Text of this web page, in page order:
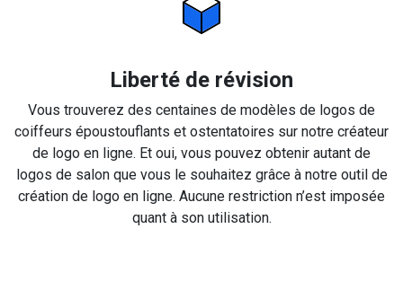
Liberté de révision
Vous trouverez des centaines de modèles de logos de
coiffeurs époustouflants et ostentatoires sur notre créateur
de logo en ligne. Et oui, vous pouvez obtenir autant de
logos de salon que vous le souhaitez grâce à notre outil de
création de logo en ligne. Aucune restriction n’est imposée
quant à son utilisation.